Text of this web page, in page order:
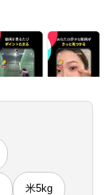
米5kg